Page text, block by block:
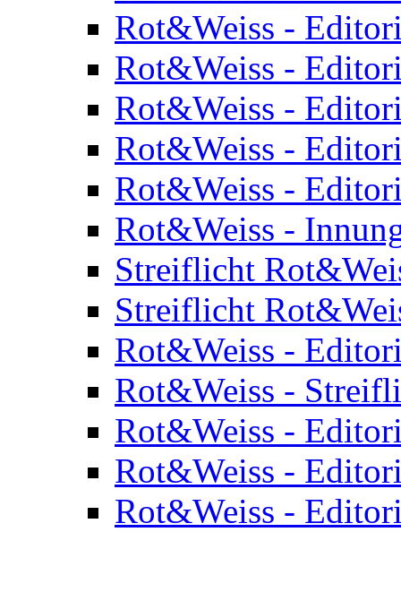
Rot&Weiss -
Rot&Weiss -
Rot&Weiss -
Rot&Weiss -
Rot&Weiss -
Rot&Weiss -
Streiflicht
Streiflicht
Rot&Weiss -
Rot&Weiss -
Rot&Weiss -
Rot&Weiss -
Rot&Weiss -